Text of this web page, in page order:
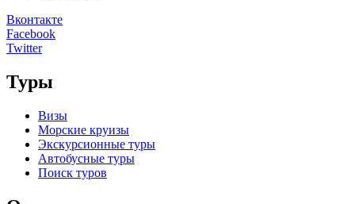
Вконтакте
Facebook
Twitter
Туры
Визы
Морские круизы
Экскурсионные туры
Автобусные туры
Поиск туров